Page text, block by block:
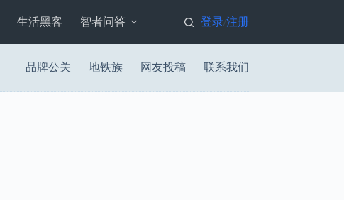
生活黑客 智者问答 登录/注册
品牌公关 地铁族 网友投稿 联系我们